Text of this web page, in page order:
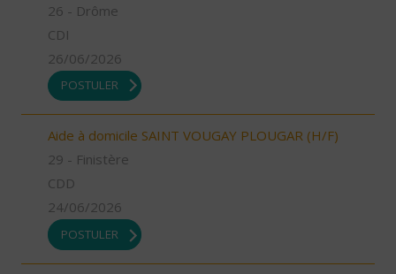
26 - Drôme
CDI
26/06/2026
POSTULER
Aide à domicile SAINT VOUGAY PLOUGAR (H/F)
29 - Finistère
CDD
24/06/2026
POSTULER